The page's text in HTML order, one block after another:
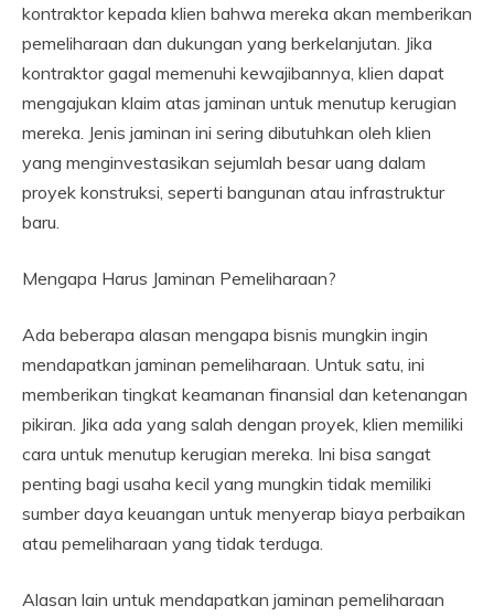
kontraktor kepada klien bahwa mereka akan memberikan
pemeliharaan dan dukungan yang berkelanjutan. Jika
kontraktor gagal memenuhi kewajibannya, klien dapat
mengajukan klaim atas jaminan untuk menutup kerugian
mereka. Jenis jaminan ini sering dibutuhkan oleh klien
yang menginvestasikan sejumlah besar uang dalam
proyek konstruksi, seperti bangunan atau infrastruktur
baru.
Mengapa Harus Jaminan Pemeliharaan?
Ada beberapa alasan mengapa bisnis mungkin ingin
mendapatkan jaminan pemeliharaan. Untuk satu, ini
memberikan tingkat keamanan finansial dan ketenangan
pikiran. Jika ada yang salah dengan proyek, klien memiliki
cara untuk menutup kerugian mereka. Ini bisa sangat
penting bagi usaha kecil yang mungkin tidak memiliki
sumber daya keuangan untuk menyerap biaya perbaikan
atau pemeliharaan yang tidak terduga.
Alasan lain untuk mendapatkan jaminan pemeliharaan